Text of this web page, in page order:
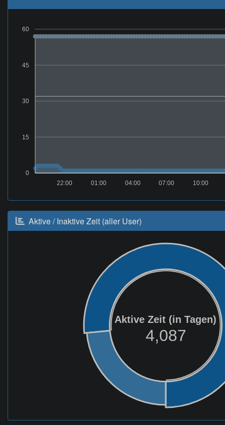
0
15
30
45
60
10:00
07:00
04:00
01:00
22:00
Aktive / Inaktive Zeit (aller User)
Aktive Zeit (in Tagen)
4,087